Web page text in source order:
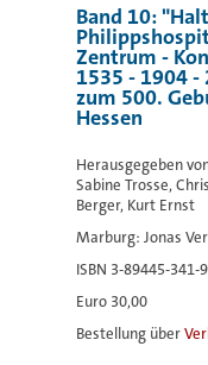
Band 10:
Zentrum -
1535 - 1904 -
zum 500.
Hessen
Herausgegeben
Sabine Trosse,
Berger, Kurt Ernst
Marburg: Jonas
ISBN 3-89445-341-9
Euro 30,00
Bestellung über